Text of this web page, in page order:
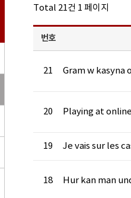
Total 21건 1 페이지
번호
21 Gram w kasyna
20 Playing at
19 Je vais sur les
18 Hur kan man